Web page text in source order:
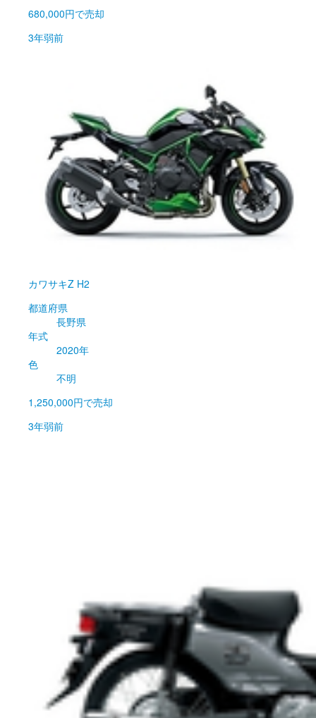
680,000円で売却
3年弱前
カワサキZ H2
都道府県
長野県
年式
2020年
色
不明
1,250,000円で売却
3年弱前